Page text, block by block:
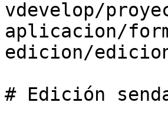
vdevelop/
aplicacion/
edicion/
# Edición